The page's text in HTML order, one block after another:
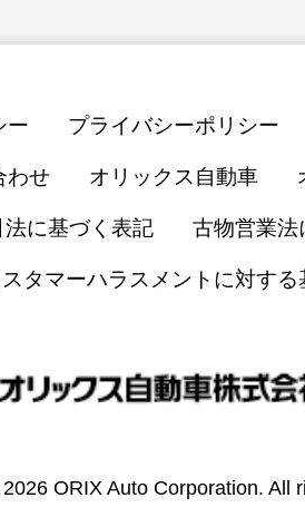
ー プライバシーポリシー
わせ オリックス自動車
に基づく表記 古物営業法
スタマーハラスメントに対する
ORIX Auto Corporation. All